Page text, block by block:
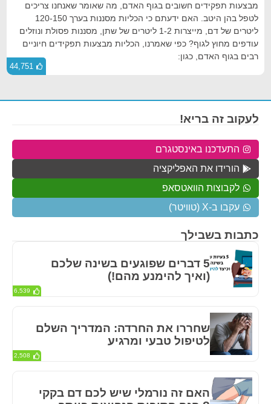
מבצעות תפקידים חשובים בגוף האדם, מה שאומר שאנחנו צריכים
לטפל בהן היטב. האם ידעתם כי הכליות מסננות בערך 120-150
ליטרים של דם, מייצרות 1-2 ליטרים של שתן, מסננות פסולת ונוזלים
עודפים מחוץ לגוף? כפי שאמרנו, הכליות מבצעות תפקידים חיוניים
רבים בגוף האדם, כגון:
44,751
כתבות בשבילך
5 דברים שפוגעים בשינה שלכם
(ואיך להימנע מהם!)
6,539
שחררו את החרדה: המדריך השלם
לטיפול טבעי ומרגיע
2,508
האם זה נורמלי שיש לכם דם בקקי
לעקוב זה בריא!
התעדכנו באינסטגרם
הורידו את האפליקציה
לקבוצות הוואטסאפ
עקבו ב-X (טוויטר)